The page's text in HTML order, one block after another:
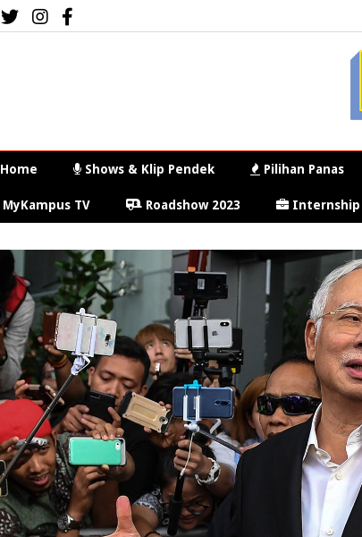
Home Shows & Klip Pendek Pilihan Panas
MyKampus TV Roadshow 2023 Internship